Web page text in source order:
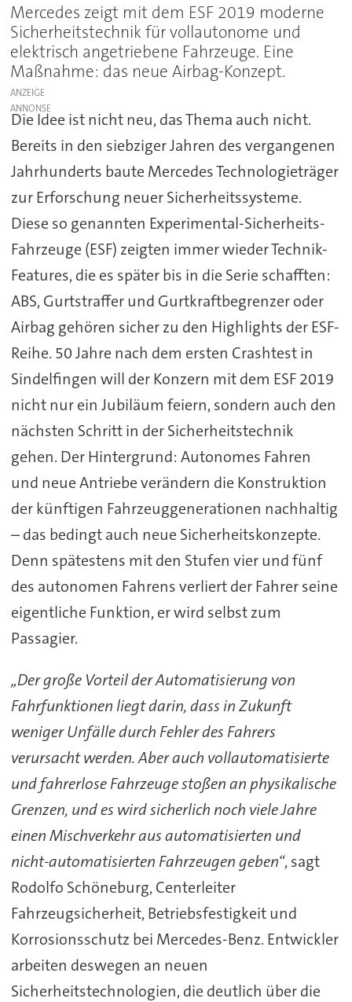
Mercedes zeigt mit dem ESF 2019 moderne
Sicherheitstechnik für vollautonome und
elektrisch angetriebene Fahrzeuge. Eine
Maßnahme: das neue Airbag-Konzept.
ANZEIGE
Die Idee ist nicht neu, das Thema auch nicht.
Bereits in den siebziger Jahren des vergangenen
Jahrhunderts baute Mercedes Technologieträger
zur Erforschung neuer Sicherheitssysteme.
Diese so genannten Experimental-Sicherheits-
Fahrzeuge (ESF) zeigten immer wieder Technik-
Features, die es später bis in die Serie schafften:
ABS, Gurtstraffer und Gurtkraftbegrenzer oder
Airbag gehören sicher zu den Highlights der ESF-
Reihe. 50 Jahre nach dem ersten Crashtest in
Sindelfingen will der Konzern mit dem ESF 2019
nicht nur ein Jubiläum feiern, sondern auch den
nächsten Schritt in der Sicherheitstechnik
gehen. Der Hintergrund: Autonomes Fahren
und neue Antriebe verändern die Konstruktion
der künftigen Fahrzeuggenerationen nachhaltig
– das bedingt auch neue Sicherheitskonzepte.
Denn spätestens mit den Stufen vier und fünf
des autonomen Fahrens verliert der Fahrer seine
eigentliche Funktion, er wird selbst zum
Passagier.
„Der große Vorteil der Automatisierung von
Fahrfunktionen liegt darin, dass in Zukunft
weniger Unfälle durch Fehler des Fahrers
verursacht werden. Aber auch vollautomatisierte
und fahrerlose Fahrzeuge stoßen an physikalische
Grenzen, und es wird sicherlich noch viele Jahre
einen Mischverkehr aus automatisierten und
nicht-automatisierten Fahrzeugen geben“, sagt
Rodolfo Schöneburg, Centerleiter
Fahrzeugsicherheit, Betriebsfestigkeit und
Korrosionsschutz bei Mercedes-Benz. Entwickler
arbeiten deswegen an neuen
Sicherheitstechnologien, die deutlich über die